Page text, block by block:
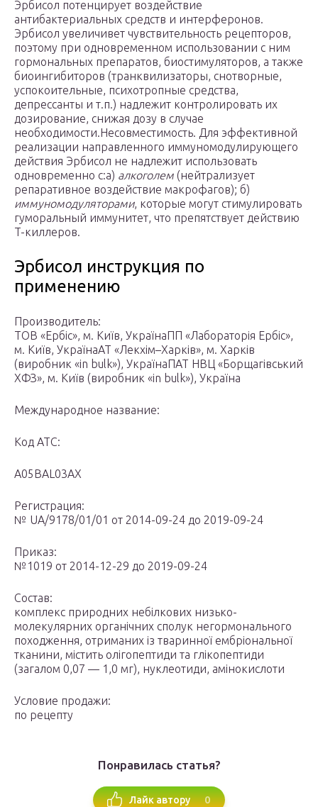
Эрбисол потенцирует воздействие
антибактериальных средств и интерферонов.
Эрбисол увеличивет чувствительность рецепторов,
поэтому при одновременном использовании с ним
гормональных препаратов, биостимуляторов, а также
биоингибиторов (транквилизаторы, снотворные,
успокоительные, психотропные средства,
депрессанты и т.п.) надлежит контролировать их
дозирование, снижая дозу в случае
необходимости.Несовместимость. Для эффективной
реализации направленного иммуномодулирующего
действия Эрбисол не надлежит использовать
одновременно с:а) алкоголем (нейтрализует
репаративное воздействие макрофагов); б)
иммуномодуляторами, которые могут стимулировать
гуморальный иммунитет, что препятствует действию
T-киллеров.
Эрбисол инструкция по
применению
Производитель:
ТОВ «Ербіс», м. Київ, УкраїнаПП «Лабораторія Ербіс»,
м. Київ, УкраїнаАТ «Лекхім–Харків», м. Харків
(виробник «in bulk»), УкраїнаПАТ НВЦ «Борщагівський
ХФЗ», м. Київ (виробник «in bulk»), Україна
Международное название:
Код АТС:
A05BAL03AX
Регистрация:
№ UA/9178/01/01 от 2014-09-24 до 2019-09-24
Приказ:
№1019 от 2014-12-29 до 2019-09-24
Состав:
комплекс природних небілкових низько-
молекулярних органiчних сполук негормонального
походження, отриманих із тваринної ембріональної
тканини, містить олігопептиди та глікопептиди
(загалом 0,07 — 1,0 мг), нуклеотиди, амінокислоти
Условие продажи:
по рецепту
Понравилась статья?
Лайк автору 0